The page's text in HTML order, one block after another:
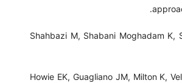
Shahbazi M, Shabani Moghadam
Howie EK, Guagliano JM, Milton K,